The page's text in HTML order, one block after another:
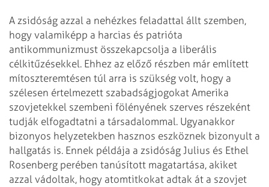
A zsidóság azzal a nehézkes feladattal állt szemben,
hogy valamiképp a harcias és patrióta
antikommunizmust összekapcsolja a liberális
célkitűzésekkel. Ehhez az előző részben már említett
mítoszteremtésen túl arra is szükség volt, hogy a
szélesen értelmezett szabadságjogokat Amerika
szovjetekkel szembeni fölényének szerves részeként
tudják elfogadtatni a társadalommal. Ugyanakkor
bizonyos helyzetekben hasznos eszköznek bizonyult a
hallgatás is. Ennek példája a zsidóság Julius és Ethel
Rosenberg perében tanúsított magatartása, akiket
azzal vádoltak, hogy atomtitkokat adtak át a szovjet